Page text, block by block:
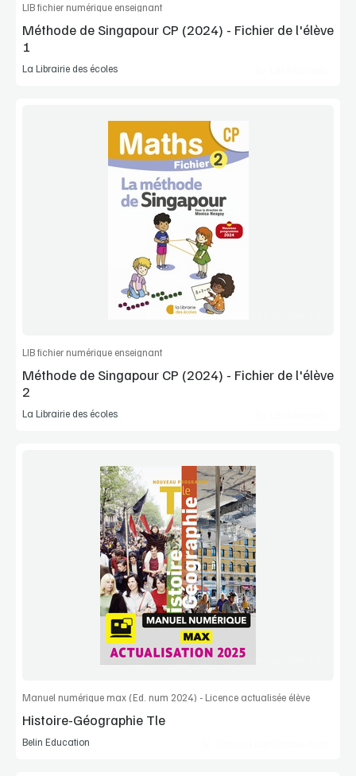
LIB fichier numérique enseignant
Méthode de Singapour CP (2024) - Fichier de l'élève
1
La Librairie des écoles
Voir la démo
Extrait
Commander l'article
LIB fichier numérique enseignant
Méthode de Singapour CP (2024) - Fichier de l'élève
2
La Librairie des écoles
Voir la démo
Extrait
Commander l'article
Manuel numérique max (Ed. num 2024) - Licence actualisée élève
Histoire-Géographie Tle
Belin Education